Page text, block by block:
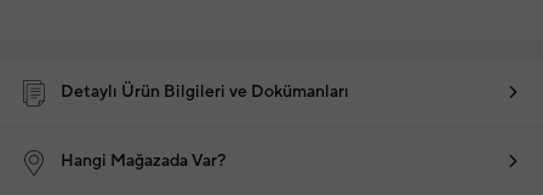
Detaylı Ürün Bilgileri ve Dokümanları
Hangi Mağazada Var?